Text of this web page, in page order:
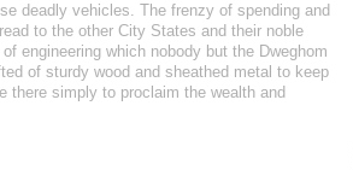
deadly vehicles. The frenzy of spending and
to the other City States and their noble
engineering which nobody but the Dweghom
of sturdy wood and sheathed metal to keep
there simply to proclaim the wealth and